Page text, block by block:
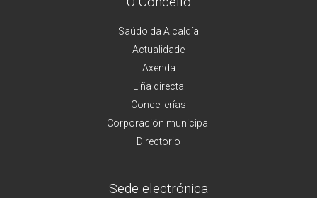
Saúdo da Alcaldía
Actualidade
Axenda
Liña directa
Concellerías
Corporación municipal
Directorio
Sede electrónica